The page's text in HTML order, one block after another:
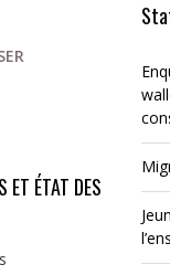
ET ÉTAT DES